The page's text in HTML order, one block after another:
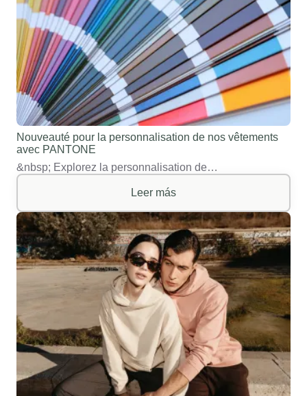
Nouveauté pour la personnalisation de nos vêtements
avec PANTONE
&nbsp; Explorez la personnalisation de…
Leer más